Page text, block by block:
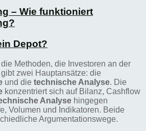
– Wie funktioniert
Depot?
Methoden, die Investoren an der
zwei Hauptansätze: die
und die technische Analyse. Die
konzentriert sich auf Bilanz, Cashflow
Analyse hingegen
Volumen und Indikatoren. Beide
Argumentationswege.